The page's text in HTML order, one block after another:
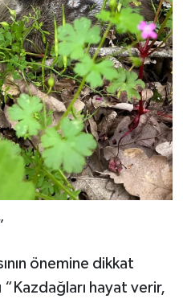
önemine dikkat
“Kazdağları hayat verir,